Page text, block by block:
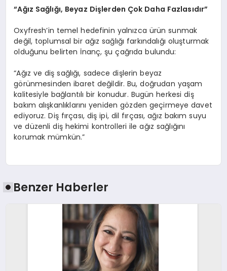
“Ağız Sağlığı, Beyaz Dişlerden Çok Daha Fazlasıdır”
Oxyfresh’in temel hedefinin yalnızca ürün sunmak
değil, toplumsal bir ağız sağlığı farkındalığı oluşturmak
olduğunu belirten İnanç, şu çağrıda bulundu:
“Ağız ve diş sağlığı, sadece dişlerin beyaz
görünmesinden ibaret değildir. Bu, doğrudan yaşam
kalitesiyle bağlantılı bir konudur. Bugün herkesi diş
bakım alışkanlıklarını yeniden gözden geçirmeye davet
ediyoruz. Diş fırçası, diş ipi, dil fırçası, ağız bakım suyu
ve düzenli diş hekimi kontrolleri ile ağız sağlığını
korumak mümkün.”
Benzer Haberler